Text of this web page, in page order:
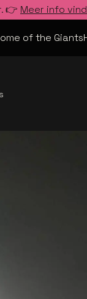
👉 Meer info
of the Giants